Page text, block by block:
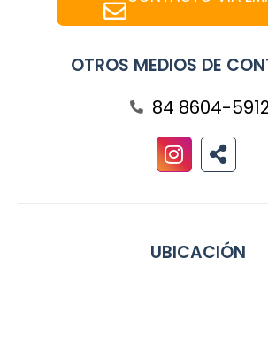
OTROS MEDIOS DE
84 8604-
UBICACIÓN